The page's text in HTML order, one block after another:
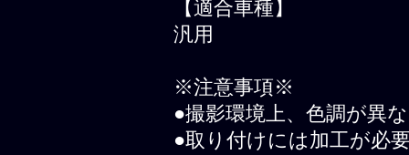
【適合車種】
汎用
※注意事項※
●撮影環境上、色調が異
●取り付けには加工が必